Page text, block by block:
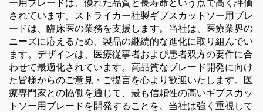
ー用ブレードは、優れた品質と長寿命という点で高く評価
されています。ストライカー社製ギプスカットソー用ブレ
ードは、臨床医の業務を支援します。当社は、医療業界の
ニーズに応えるため、製品の継続的な進化に取り組んでい
ます。デザインは、医療従事者および患者双方の要件に合
わせて最適化されています。高品質なブレード開発に向け
た皆様からのご意見・ご提言を心より歓迎いたします。医
療専門家との協働を通じて、最も信頼性の高いギプスカッ
トソー用ブレードを開発することを、当社は強く重視して